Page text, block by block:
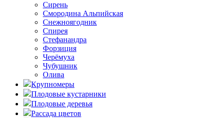
Сирень
Смородина Альпийская
Снежноягодник
Спирея
Стефанандра
Форзиция
Черёмуха
Чубушник
Олива
Крупномеры
Плодовые кустарники
Плодовые деревья
Рассада цветов